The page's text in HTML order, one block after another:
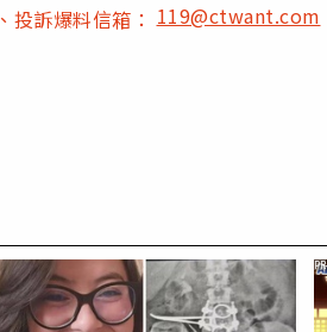
、投訴爆料信箱：119@ctwant.com
PR